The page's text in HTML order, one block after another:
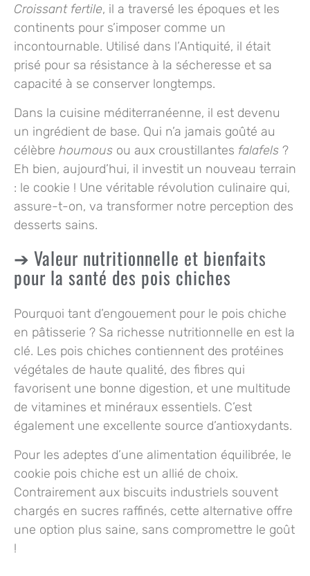
Croissant fertile, il a traversé les époques et les
continents pour s’imposer comme un
incontournable. Utilisé dans l’Antiquité, il était
prisé pour sa résistance à la sécheresse et sa
capacité à se conserver longtemps.
Dans la cuisine méditerranéenne, il est devenu
un ingrédient de base. Qui n’a jamais goûté au
célèbre houmous ou aux croustillantes falafels ?
Eh bien, aujourd’hui, il investit un nouveau terrain
: le cookie ! Une véritable révolution culinaire qui,
assure-t-on, va transformer notre perception des
desserts sains.
Valeur nutritionnelle et bienfaits
pour la santé des pois chiches
Pourquoi tant d’engouement pour le pois chiche
en pâtisserie ? Sa richesse nutritionnelle en est la
clé. Les pois chiches contiennent des protéines
végétales de haute qualité, des fibres qui
favorisent une bonne digestion, et une multitude
de vitamines et minéraux essentiels. C’est
également une excellente source d’antioxydants.
Pour les adeptes d’une alimentation équilibrée, le
cookie pois chiche est un allié de choix.
Contrairement aux biscuits industriels souvent
chargés en sucres raffinés, cette alternative offre
une option plus saine, sans compromettre le goût
!